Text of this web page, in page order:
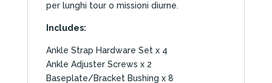
per lunghi tour o missioni diurne.
Includes:
Ankle Strap Hardware Set x 4
Ankle Adjuster Screws x 2
Baseplate/Bracket Bushing x 8